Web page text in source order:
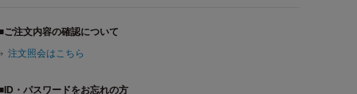
ご注文内容の確認について
注文照会はこちら
・パスワードをお忘れの方